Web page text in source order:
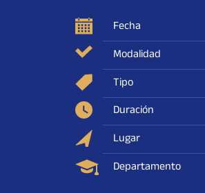
Fecha
Modalidad
Tipo
Duración
Lugar
Departamento